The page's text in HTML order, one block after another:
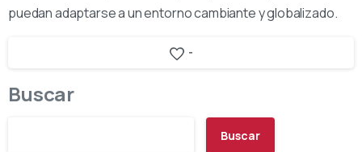
puedan adaptarse a un entorno cambiante y globalizado.
-
Buscar
Buscar